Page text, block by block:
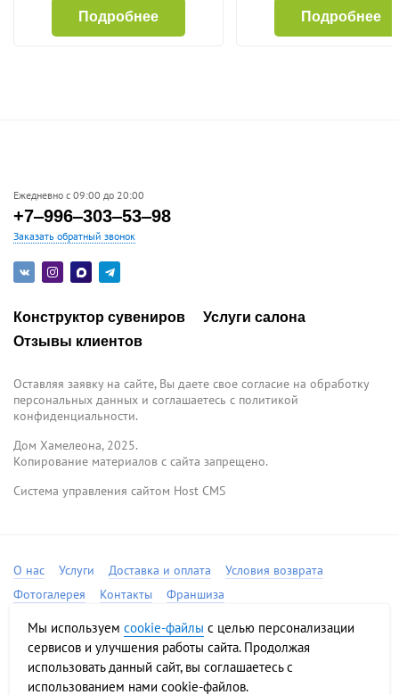
Подробнее Подробнее
Ежедневно с 09:00 до 20:00
+7‒996‒303‒53‒98
Заказать обратный звонок
Конструктор сувениров
Услуги салона
Отзывы клиентов
Оставляя заявку на сайте, Вы даете свое согласие на обработку
персональных данных и соглашаетесь c политикой
конфиденциальности.
Дом Хамелеона, 2025.
Копирование материалов с сайта запрещено.
Система управления сайтом Host CMS
О нас Услуги Доставка и оплата
Условия возврата
Фотогалерея
Контакты
Франшиза
Политика конфиденциальности
Карта сайта
Мы используем cookie-файлы с целью персонализации
сервисов и улучшения работы сайта. Продолжая
использовать данный сайт, вы соглашаетесь с
использованием нами cookie-файлов.